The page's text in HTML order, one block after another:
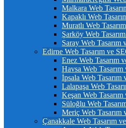
Malkara Web
Kapaklı Web
Muratlı Web
Şarköy Web
Saray Web Tasarım
Edirne Web Tasarım ve
Enez Web Tasarım
Havsa Web Tasarım
İpsala Web Tasarım
Lalapaşa Web
Keşan Web Tasarım
Süloğlu Web
Meriç Web Tasarım
Çanakkale Web Tasarım